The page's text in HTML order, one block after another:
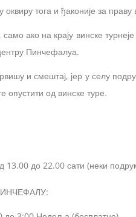
тога и ђаконије за праву
ако на крају винске
Пинчефалуа.
и смештај, јер у селу
опустити од винске туре.
13.00 до 22.00 сати (неки